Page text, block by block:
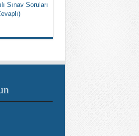
Sınav Soruları